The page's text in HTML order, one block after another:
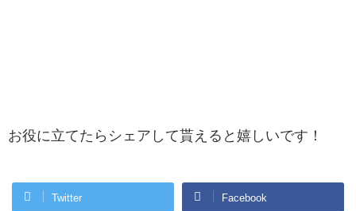
お役に立てたらシェアして貰えると嬉しいです！
Twitter Facebook